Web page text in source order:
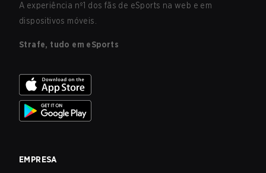
A experiência nº1 dos fãs de eSports na web e em
dispositivos móveis.
Strafe, tudo em eSports
EMPRESA